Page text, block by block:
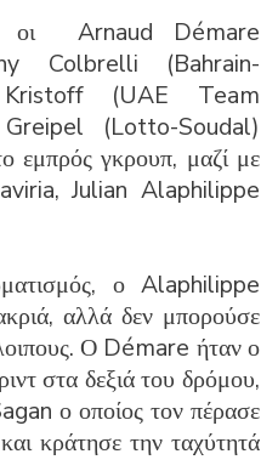
οι Arnaud Démare
Colbrelli (Bahrain-
(UAE Team
(Lotto-Soudal)
εμπρός γκρουπ, μαζί με
Julian Alaphilippe
ο Alaphilippe
αλλά δεν μπορούσε
Ο Démare ήταν ο
στα δεξιά του δρόμου,
ο οποίος τον πέρασε
κράτησε την ταχύτητά